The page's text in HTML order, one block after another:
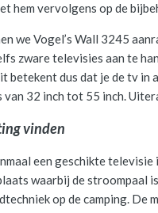
hem vervolgens op de
we Vogel’s Wall 3245
zware televisies aan te
betekent dus dat je de tv in
32 inch tot 55 inch.
vinden
een geschikte
waarbij de stroompaal
op de camping. De